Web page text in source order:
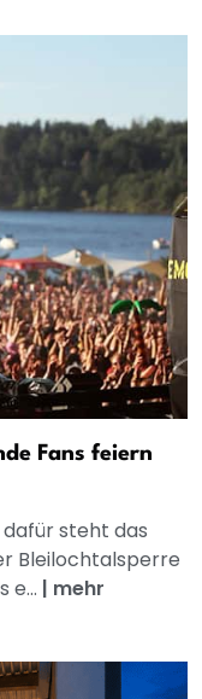
Fans feiern
dafür steht das
Bleilochtalsperre
e... | mehr